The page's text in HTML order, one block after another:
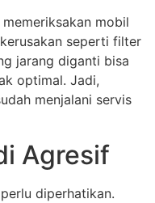
mobil
seperti filter
jarang diganti bisa
optimal. Jadi,
menjalani servis
Agresif
diperhatikan.